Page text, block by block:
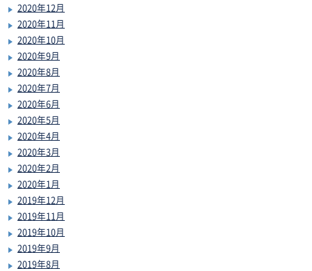
2020年12月
2020年11月
2020年10月
2020年9月
2020年8月
2020年7月
2020年6月
2020年5月
2020年4月
2020年3月
2020年2月
2020年1月
2019年12月
2019年11月
2019年10月
2019年9月
2019年8月